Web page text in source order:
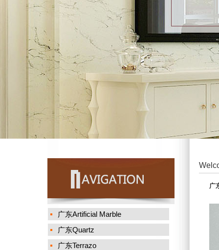
广
广东Artificial Marble
广东Quartz
广东Terrazo